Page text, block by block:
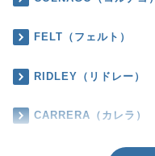
FELT（フェルト）
RIDLEY（リドレー）
CARRERA（カレラ）